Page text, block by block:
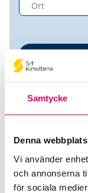
Samtycke
Denna
Vi använder
och annonserna
för sociala
C